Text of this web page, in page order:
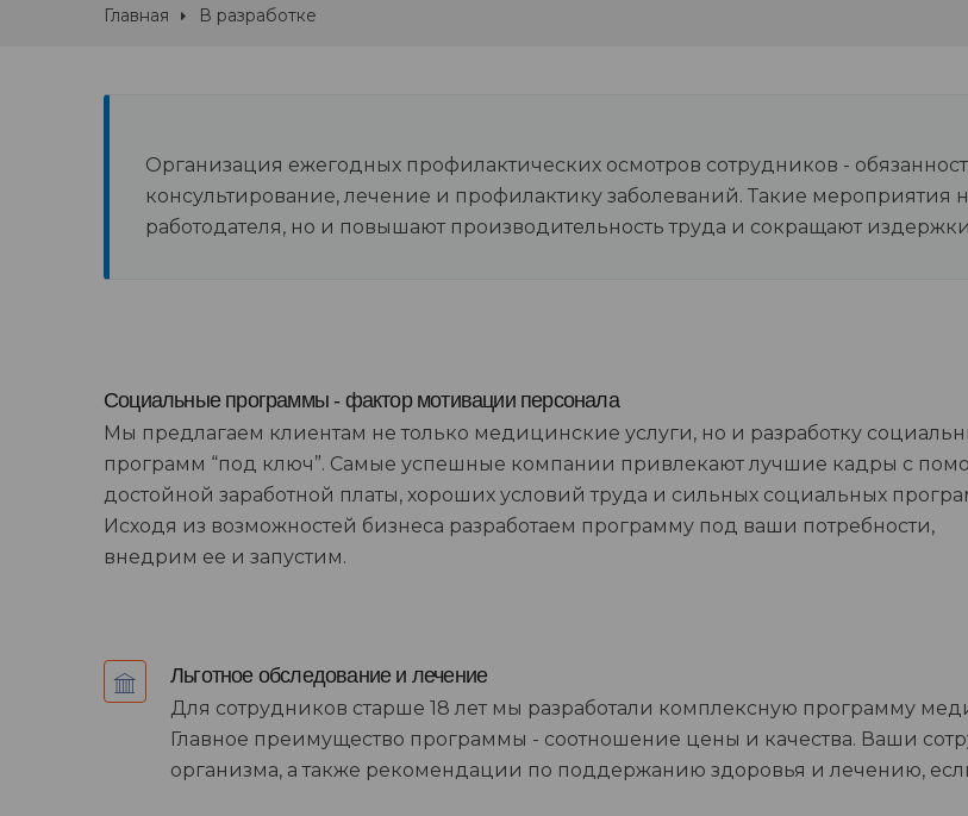
Главная В разработке
Организация ежегодных профилактических осмотров сотрудников -
консультирование, лечение и профилактику заболеваний. Такие мероприятия
работодателя, но и повышают производительность труда и сокращают
Социальные программы - фактор мотивации персонала
Мы предлагаем клиентам не только медицинские услуги, но и разработку
программ “под ключ”. Самые успешные компании привлекают лучшие кадры с
достойной заработной платы, хороших условий труда и сильных социальных
Исходя из возможностей бизнеса разработаем программу под ваши потребности,
внедрим ее и запустим.
Льготное обследование и лечение
Для сотрудников старше 18 лет мы разработали комплексную программу
Главное преимущество программы - соотношение цены и качества. Ваши
организма, а также рекомендации по поддержанию здоровья и лечению,